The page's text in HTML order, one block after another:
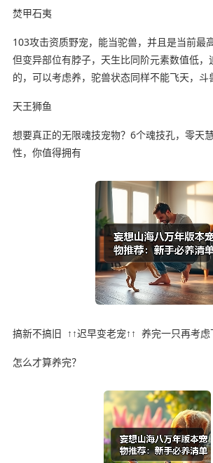
焚甲石夷
103攻击资质野宠，能当驼兽，并且是当前最
但变异部位有脖子，天生比同阶元素数值低，
的，可以考虑养，驼兽状态同样不能飞天，斗
天王狮鱼
想要真正的无限魂技宠物？6个魂技孔，零天
性，你值得拥有
搞新不搞旧 ↑↑迟早变老宠↑↑ 养完一只再考虑
怎么才算养完？